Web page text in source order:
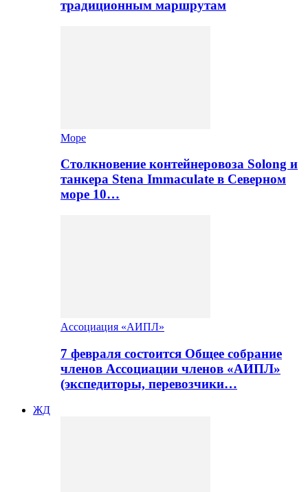
традиционным маршрутам
Море
Столкновение контейнеровоза Solong и
танкера Stena Immaculate в Северном
море 10…
Ассоциация «АИПЛ»
7 февраля состоится Общее собрание
членов Ассоциации членов «АИПЛ»
(экспедиторы, перевозчики…
ЖД